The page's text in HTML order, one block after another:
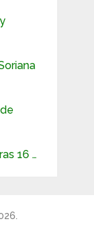
16 …